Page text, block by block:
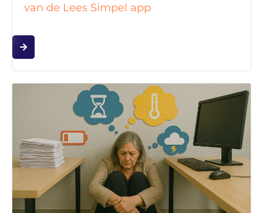
van de Lees Simpel app